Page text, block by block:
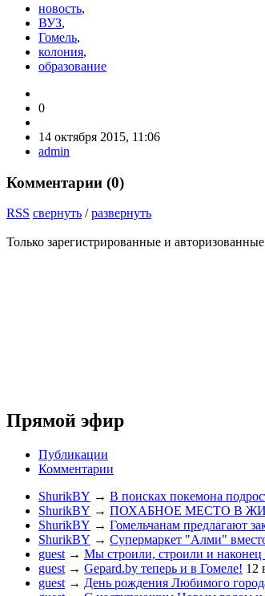
новость,
ВУЗ,
Гомель,
колония,
образование
0
14 октября 2015, 11:06
admin
Комментарии (0)
RSS свернуть /развернуть
Только зарегистрированные и
Прямой эфир
Публикации
Комментарии
ShurikBY → В поисках покемона
ShurikBY → ПОХАБНОЕ МЕСТО В
ShurikBY → Гомельчанам предлагают
ShurikBY → Супермаркет "Алми"
guest → Мы строили, строили и наконец
guest → Gepard.by теперь и в Гомеле! 12
guest → День рождения Любимого